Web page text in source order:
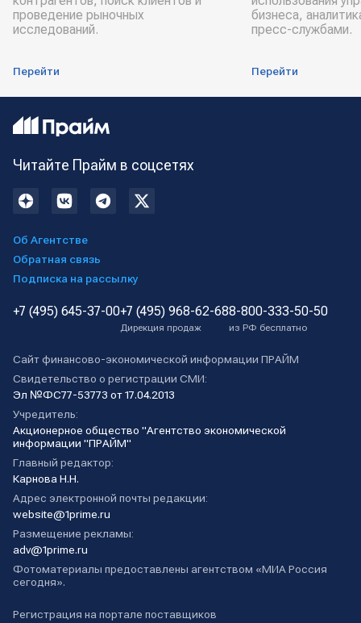
проведение рыночных
исследований.
Перейти
бизнеса,
пресс-службами.
Перейти
Читайте Прайм в соцсетях
Об Агентстве
Обратная связь
Подписка на рассылку
+7 (495) 645-37-00+7 (495) 968-62-68
Дирекция продаж
8-800-333-50-50
из РФ бесплатно
Сайт финансово-экономической информации ПРАЙМ
Свидетельство о регистрации СМИ:
Эл №ФС77-53773 от 17.04.2013
Учредитель:
Акционерное общество "Агентство экономической
информации "ПРАЙМ"
Главный редактор:
Карнова Н.Н.
Адрес электронной почты редакции:
website@1prime.ru
Размещение рекламы:
adv@1prime.ru
Фотоматериалы предоставлены агентством «МИА Россия
сегодня».
Регистрация на портале поставщиков